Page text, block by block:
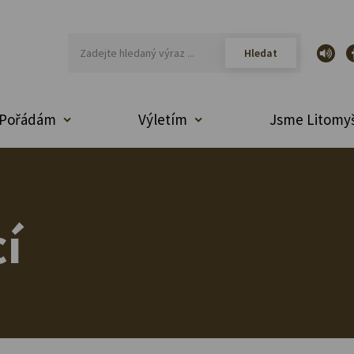
Pořádám Výletím Jsme